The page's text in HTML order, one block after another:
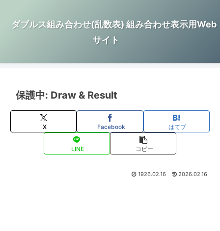
ダブルス組み合わせ(乱数表) 組み合わせ表示用Web
サイト
保護中: Draw & Result
X Facebook はてブ
LINE コピー
1926.02.16 2026.02.16